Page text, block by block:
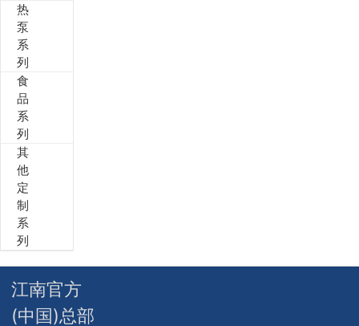
热
泵
系
列
食
品
系
列
其
他
定
制
系
列
江南官方
(中国)总部